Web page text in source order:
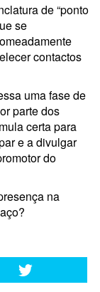
de “ponto
se
contactos
uma fase de
parte dos
certa para
e a divulgar
do
na